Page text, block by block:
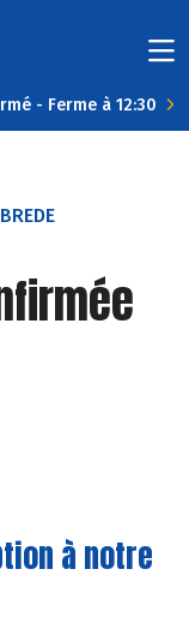
- Ferme à 12:30
à notre